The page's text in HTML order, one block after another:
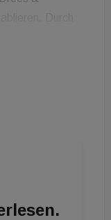
soll ohne
um bis zu 30
BIM und
am Bau
so können